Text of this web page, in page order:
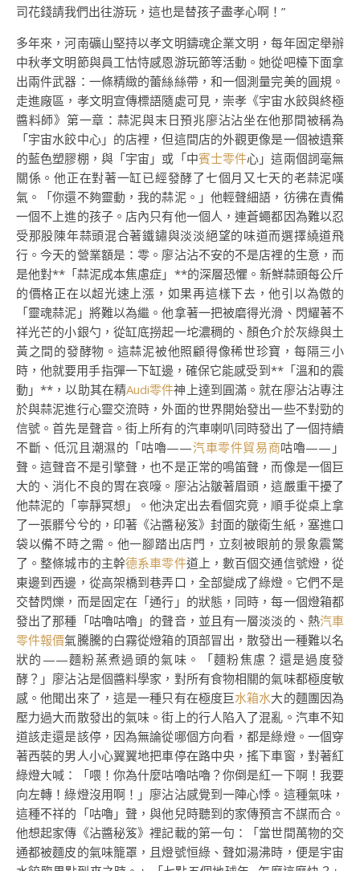
司花錢請我們出往游玩，這也是替孩子盡孝心啊！”
多年來，河南礦山堅持以孝文明鑄魂企業文明，每年固定舉辦
中秋孝文明節與員工怙恃感恩游玩節等活動。她從吧檯下面拿
出兩件武器：一條精緻的蕾絲絲帶，和一個測量完美的圓規。
走進廠區，孝文明宣傳標語隨處可見，崇孝《宇宙水餃與終極
醬料師》第一章：蒜泥與末日預兆廖沾沾坐在他那間被稱為
「宇宙水餃中心」的店裡，但這間店的外觀更像是一個被遺棄
的藍色塑膠棚，與「宇宙」或「中賓士零件心」這兩個詞毫無
關係。他正在對著一缸已經發酵了七個月又七天的老蒜泥嘆
氣。「你還不夠靈動，我的蒜泥。」他輕聲細語，彷彿在責備
一個不上進的孩子。店內只有他一個人，連蒼蠅都因為難以忍
受那股陳年蒜頭混合著鐵鏽與淡淡絕望的味道而選擇繞道飛
行。今天的營業額是：零。廖沾沾不安的不是店裡的生意，而
是他對**「蒜泥成本焦慮症」**的深層恐懼。新鮮蒜頭每公斤
的價格正在以超光速上漲，如果再這樣下去，他引以為傲的
「靈魂蒜泥」將難以為繼。他拿著一把被磨得光滑、閃耀著不
祥光芒的小銀勺，從缸底撈起一坨濃稠的、顏色介於灰綠與土
黃之間的發酵物。這蒜泥被他照顧得像稀世珍寶，每隔三小
時，他就要用手指彈一下缸邊，確保它能感受到**「溫和的震
動」**，以助其在精Audi零件神上達到圓滿。就在廖沾沾專注
於與蒜泥進行心靈交流時，外面的世界開始發出一些不對勁的
信號。首先是聲音。街上所有的汽車喇叭同時發出了一個持續
不斷、低沉且潮濕的「咕嚕——汽車零件貿易商咕嚕——」
聲。這聲音不是引擎聲，也不是正常的鳴笛聲，而像是一個巨
大的、消化不良的胃在哀嚎。廖沾沾皺著眉頭，這嚴重干擾了
他蒜泥的「寧靜冥想」。他決定出去看個究竟，順手從桌上拿
了一張髒兮兮的，印著《沾醬秘笈》封面的皺衛生紙，塞進口
袋以備不時之需。他一腳踏出店門，立刻被眼前的景象震驚
了。整條城市的主幹德系車零件道上，數百個交通信號燈，從
東邊到西邊，從高架橋到巷弄口，全部變成了綠燈。它們不是
交替閃爍，而是固定在「通行」的狀態，同時，每一個燈箱都
發出了那種「咕嚕咕嚕」的聲音，並且有一層淡淡的、熱汽車
零件報價氣騰騰的白霧從燈箱的頂部冒出，散發出一種難以名
狀的——麵粉蒸煮過頭的氣味。「麵粉焦慮？還是過度發
酵？」廖沾沾是個醬料學家，對所有食物相關的氣味都極度敏
感。他聞出來了，這是一種只有在極度巨水箱水大的麵團因為
壓力過大而散發出的氣味。街上的行人陷入了混亂。汽車不知
道該走還是該停，因為無論從哪個方向看，都是綠燈。一個穿
著西裝的男人小心翼翼地把車停在路中央，搖下車窗，對著紅
綠燈大喊：「喂！你為什麼咕嚕咕嚕？你倒是紅一下啊！我要
向左轉！綠燈沒用啊！」廖沾沾感覺到一陣心悸。這種氣味，
這種不祥的「咕嚕」聲，與他兒時聽到的家傳預言不謀而合。
他想起家傳《沾醬秘笈》裡記載的第一句：「當世間萬物的交
通都被麵皮的氣味籠罩，且燈號恒綠、聲如湯沸時，便是宇宙